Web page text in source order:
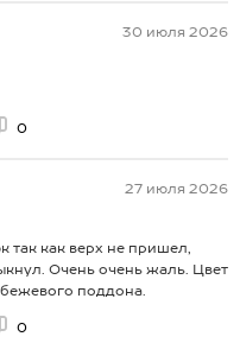
30 июля 2026
0
27 июля 2026
так как верх не пришел,
Очень очень жаль. Цвет
поддона.
0